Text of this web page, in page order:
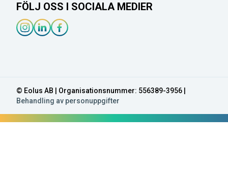
FÖLJ OSS I SOCIALA MEDIER
© Eolus AB | Organisationsnummer: 556389-3956 |
Behandling av personuppgifter